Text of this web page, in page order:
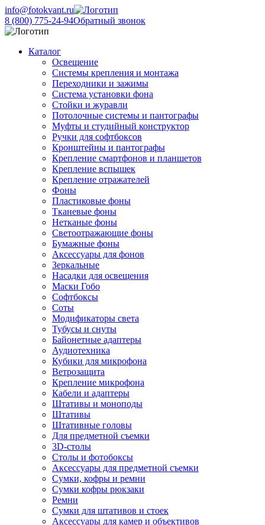
info@fotokvant.ru
8 (800) 775-24-94Обратный звонок
Каталог
Освещение
Системы крепления и монтажа
Переходники и зажимы
Система установки фона
Стойки и журавли
Потолочные системы и пантографы
Муфты и студийный конструктор
Ручки для софтбоксов
Кронштейны и пантографы
Крепление смартфонов и планшетов
Крепление вспышек
Крепление отражателей
Фоны
Пластиковые фоны
Тканевые фоны
Нетканые фоны
Светоотражающие фоны
Бумажные фоны
Аксессуары для фонов
Зеркальные
Насадки для освещения
Маски Гобо
Софтбоксы
Соты
Модификаторы света
Тубусы и снуты
Байонетные адаптеры
Аудиотехника
Кубики для микрофона
Ветрозащита
Крепление микрофона
Кабели и адаптеры
Штативы и моноподы
Штативы
Штативные головы
Для предметной съемки
3D-столы
Столы и фотобоксы
Аксессуары для предметной съемки
Сумки, кофры и ремни
Сумки кофры рюкзаки
Ремни
Сумки для штативов и стоек
Аксессуары для камер и объективов